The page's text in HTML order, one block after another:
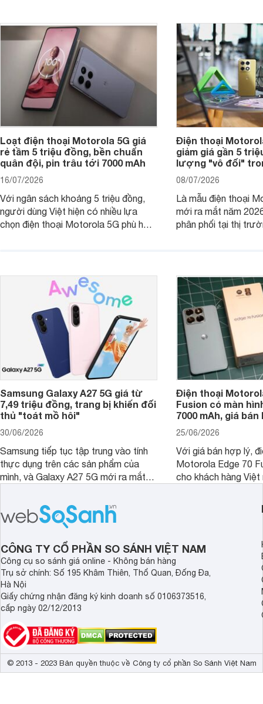
Loạt điện thoại Motorola 5G giá
rẻ tầm 5 triệu đồng, bền chuẩn
quân đội, pin trâu tới 7000 mAh
16/07/2026
Với ngân sách khoảng 5 triệu đồng,
người dùng Việt hiện có nhiều lựa
chọn điện thoại Motorola 5G phù hợp
Điện thoại
giảm giá gần 5
lượng "vô đối"
08/07/2026
Là mẫu điện thoại
mới ra mắt năm
phân phối tại thị
trình giảm giá hấp
thêm một lựa chọn
người dùng Việt.
Samsung Galaxy A27 5G giá từ
7,49 triệu đồng, trang bị khiến đối
thủ "toát mồ hôi"
30/06/2026
Samsung tiếp tục tập trung vào tính
thực dụng trên các sản phẩm của
mình, và Galaxy A27 5G mới ra mắt
tới cho người dùng một thiết bị chất
lượng với nhiều trang bị ấn tượng và
độ bền bỉ cho nhu cầu sử dụng lâu
dài.
Điện thoại
Fusion có màn
7000 mAh, giá
25/06/2026
Với giá bán hợp lý,
Motorola Edge 70
cho khách hàng Việt
trang bị hiện đại
CÔNG TY CỔ PHẦN SO SÁNH VIỆT NAM
Công cụ so sánh giá online - Không bán hàng
Trụ sở chính: Số 195 Khâm Thiên, Thổ Quan, Đống Đa,
Hà Nội
Giấy chứng nhận đăng ký kinh doanh số 0106373516,
cấp ngày 02/12/2013
© 2013 - 2023 Bản quyền thuộc về Công ty cổ phần So Sánh Việt Nam